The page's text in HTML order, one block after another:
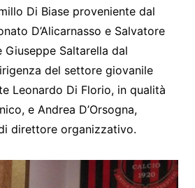
Di Biase proveniente dal
D’Alicarnasso e Salvatore
Giuseppe Saltarella dal
del settore giovanile
Leonardo Di Florio, in qualità
e Andrea D’Orsogna,
direttore organizzativo.